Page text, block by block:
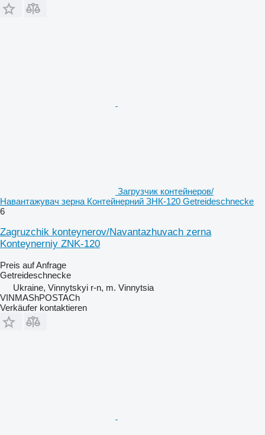
Загрузчик контейнеров/
Навантажувач зерна Контейнерний ЗНК-120 Getreideschnecke
6
Zagruzchik konteynerov/Navantazhuvach zerna
Konteynerniy ZNK-120
Preis auf Anfrage
Getreideschnecke
Ukraine, Vinnytskyi r-n, m. Vinnytsia
VINMAShPOSTACh
Verkäufer kontaktieren